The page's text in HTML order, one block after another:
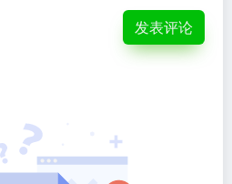
发表评论